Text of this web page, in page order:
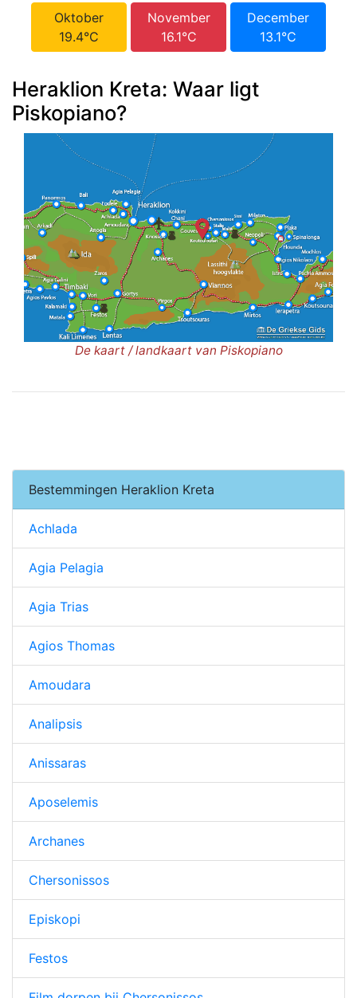
Oktober
19.4°C
November
16.1°C
December
13.1°C
Heraklion Kreta: Waar ligt
Piskopiano?
De kaart / landkaart van Piskopiano
Bestemmingen Heraklion Kreta
Achlada
Agia Pelagia
Agia Trias
Agios Thomas
Amoudara
Analipsis
Anissaras
Aposelemis
Archanes
Chersonissos
Episkopi
Festos